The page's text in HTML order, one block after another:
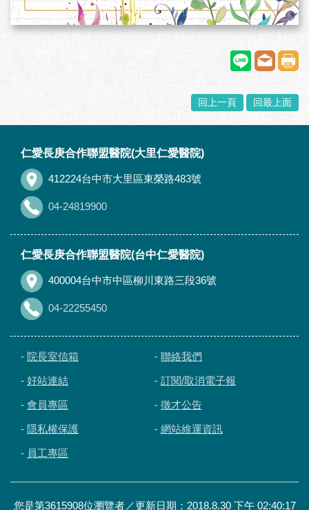
回上一頁 回最上面
仁愛長庚合作聯盟醫院(大里仁愛醫院)
412224台中市大里區東榮路483號
04-24819900
仁愛長庚合作聯盟醫院(台中仁愛醫院)
400004台中市中區柳川東路三段36號
04-22255450
- 院長室信箱 - 聯絡我們
- 好站連結 - 訂閱/取消電子報
- 會員專區 - 徵才公告
- 隱私權保護 - 網站維運資訊
- 員工專區
您是第3615908位瀏覽者／更新日期：2018.8.30 下午 02:40:17